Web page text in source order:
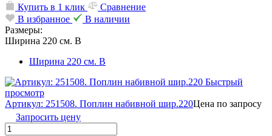
Купить в 1 клик
Сравнение
В избранное
В наличии
Размеры:
Ширина 220 см. В
Ширина 220 см. В
Быстрый
просмотр
Артикул: 251508. Поплин набивной шир.220Цена по запросу
Запросить цену